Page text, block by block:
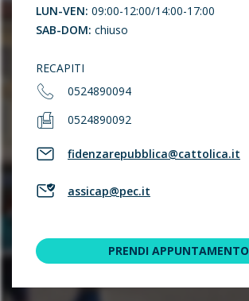
LUN-VEN: 09:00-12:00/14:00-17:00
SAB-DOM: chiuso
RECAPITI
0524890094
0524890092
fidenzarepubblica@cattolica.it
assicap@pec.it
PRENDI APPUNTAMENTO